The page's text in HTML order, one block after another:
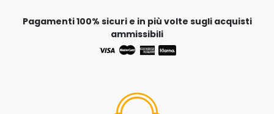
Pagamenti 100% sicuri e in più volte sugli acquisti
ammissibili